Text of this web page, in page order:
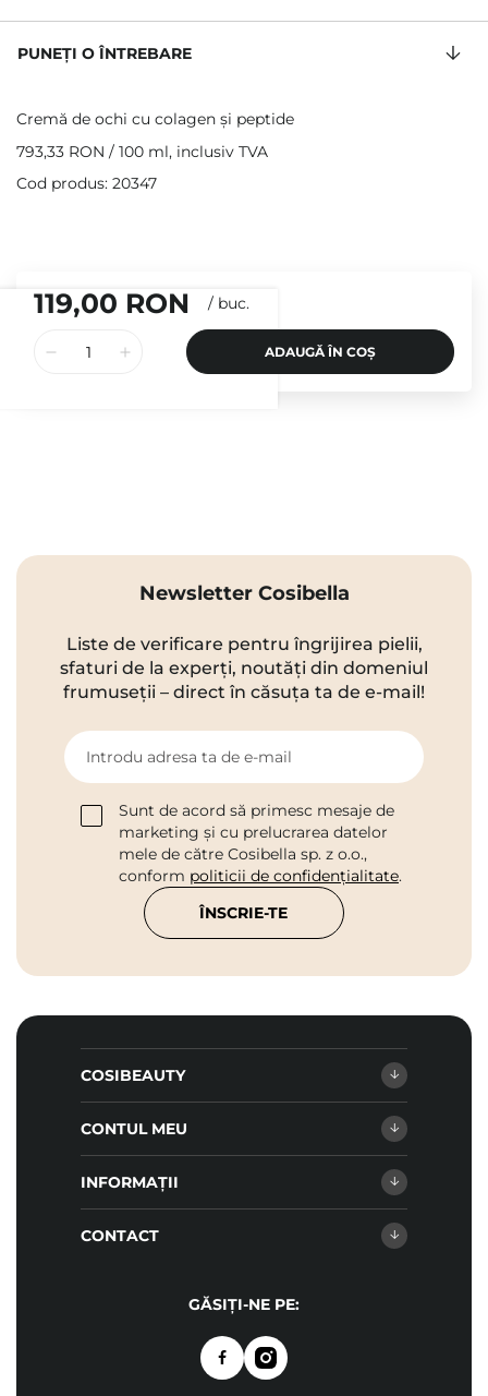
119,00 RON / buc.
ADAUGĂ ÎN COȘ
PUNEȚI O ÎNTREBARE
Cremă de ochi cu colagen și peptide
793,33 RON / 100 ml, inclusiv TVA
Cod produs: 20347
Newsletter Cosibella
Liste de verificare pentru îngrijirea pielii,
sfaturi de la experți, noutăți din domeniul
frumuseții – direct în căsuța ta de e-mail!
Introdu adresa ta de e-mail
Sunt de acord să primesc mesaje de
marketing și cu prelucrarea datelor
mele de către Cosibella sp. z o.o.,
conform politicii de confidențialitate.
ÎNSCRIE-TE
COSIBEAUTY
CONTUL MEU
INFORMAȚII
CONTACT
GĂSIȚI-NE PE: